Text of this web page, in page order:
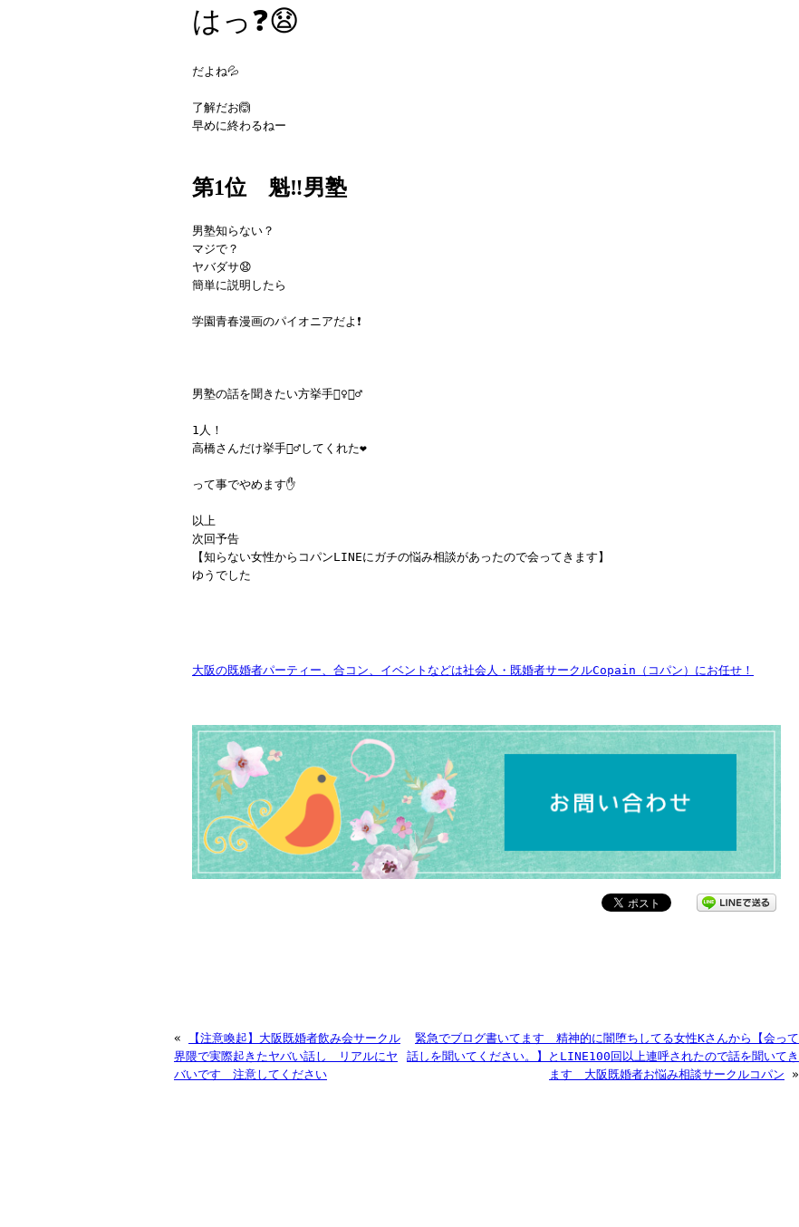
はっ❓😧
だよね💦
了解だお🙆
早めに終わるねー
第1位 魁‼︎男塾
男塾知らない？
マジで？
ヤバダサ😧
簡単に説明したら
学園青春漫画のパイオニアだよ❗️
男塾の話を聞きたい方挙手🙋‍♀️🙋‍♂️
1人！
高橋さんだけ挙手🙋‍♂️してくれた❤️
って事でやめます✋
以上
次回予告
【知らない女性からコパンLINEにガチの悩み相談があったので会ってきます】
ゆうでした
大阪の既婚者パーティー、合コン、イベントなどは社会人・既婚者サークルCopain（コパン）にお任せ！
«
【注意喚起】大阪既婚者飲み会サークル
界隈で実際起きたヤバい話し リアルにヤ
バいです 注意してください
緊急でブログ書いてます 精神的に闇堕ちしてる女性Kさんから【会って
話しを聞いてください。】とLINE100回以上連呼されたので話を聞いてき
ます 大阪既婚者お悩み相談サークルコパン »